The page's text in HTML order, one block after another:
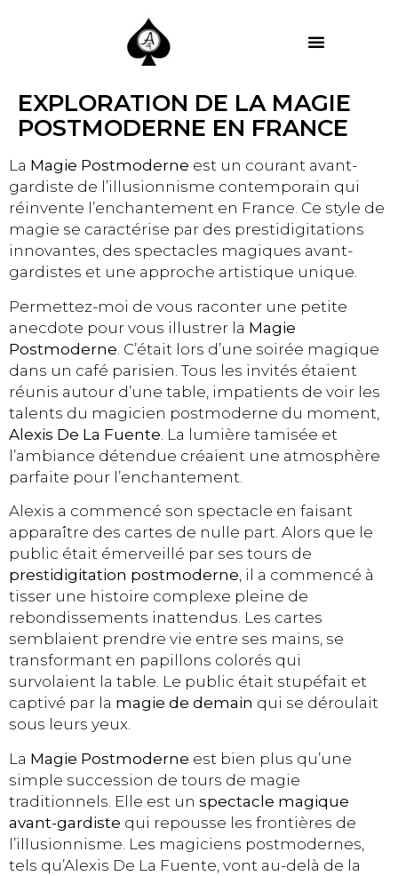
EXPLORATION DE LA MAGIE
POSTMODERNE EN FRANCE
La Magie Postmoderne est un courant avant-
gardiste de l’illusionnisme contemporain qui
réinvente l’enchantement en France. Ce style de
magie se caractérise par des prestidigitations
innovantes, des spectacles magiques avant-
gardistes et une approche artistique unique.
Permettez-moi de vous raconter une petite
anecdote pour vous illustrer la Magie
Postmoderne . C’était lors d’une soirée magique
dans un café parisien. Tous les invités étaient
réunis autour d’une table, impatients de voir les
talents du magicien postmoderne du moment,
Alexis De La Fuente . La lumière tamisée et
l’ambiance détendue créaient une atmosphère
parfaite pour l’enchantement.
Alexis a commencé son spectacle en faisant
apparaître des cartes de nulle part. Alors que le
public était émerveillé par ses tours de
prestidigitation postmoderne, il a commencé à
tisser une histoire complexe pleine de
rebondissements inattendus. Les cartes
semblaient prendre vie entre ses mains, se
transformant en papillons colorés qui
survolaient la table. Le public était stupéfait et
captivé par la magie de demain qui se déroulait
sous leurs yeux.
La Magie Postmoderne est bien plus qu’une
simple succession de tours de magie
traditionnels. Elle est un spectacle magique
avant-gardiste qui repousse les frontières de
l’illusionnisme. Les magiciens postmodernes,
tels qu’Alexis De La Fuente, vont au-delà de la